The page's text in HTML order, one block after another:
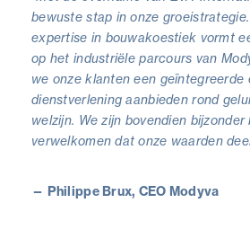
bewuste stap in onze
expertise in bouwakoestiek vormt
op het industriële parcours van
we onze klanten een geïntegreerde
dienstverlening aanbieden rond
welzijn. We zijn bovendien
verwelkomen dat onze waarden
— Philippe Brux, CEO Modyva